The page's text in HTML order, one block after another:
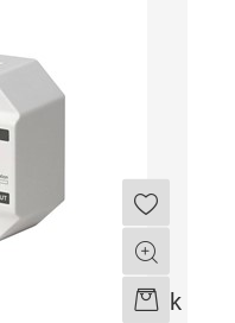
Quick
Quantità